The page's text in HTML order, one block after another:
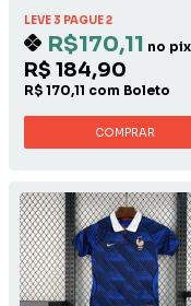
LEVE 3 PAGUE 2
R$170,11 no pix
R$ 184,90
R$ 170,11 com Boleto
COMPRAR